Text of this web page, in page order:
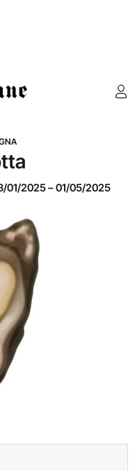
01/2025–01/05/2025